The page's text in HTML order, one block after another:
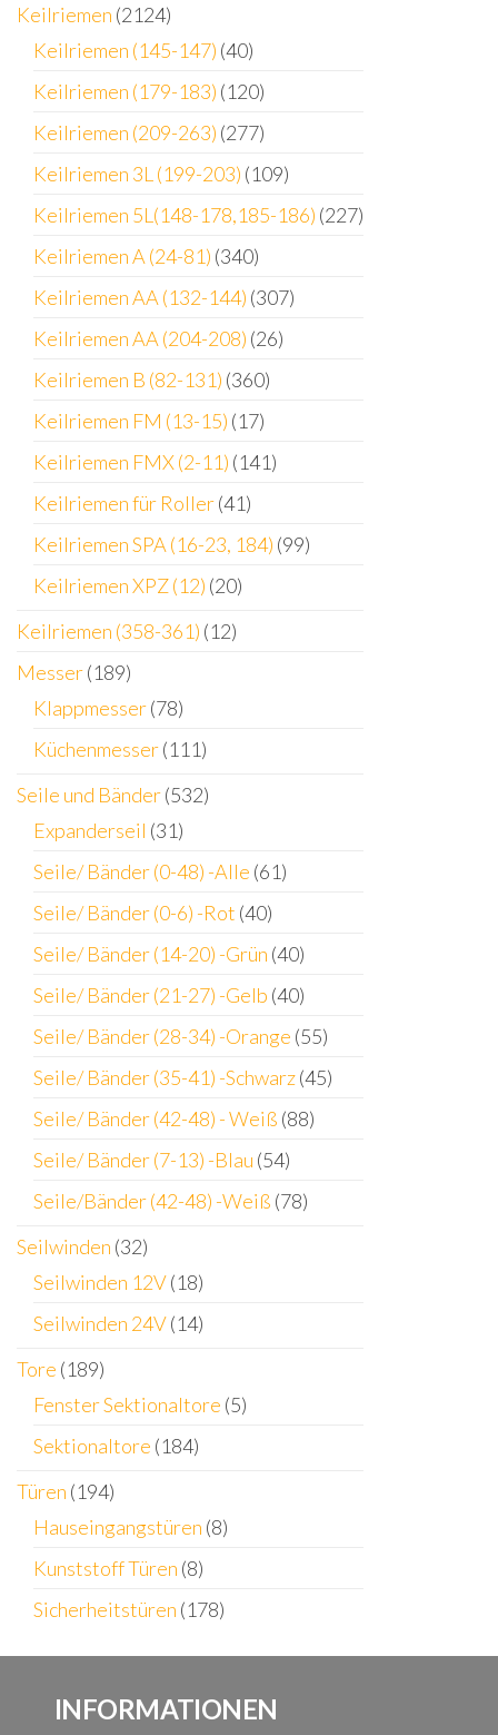
Keilriemen (2124)
Keilriemen (145-147) (40)
Keilriemen (179-183) (120)
Keilriemen (209-263) (277)
Keilriemen 3L (199-203) (109)
Keilriemen 5L(148-178,185-186) (227)
Keilriemen A (24-81) (340)
Keilriemen AA (132-144) (307)
Keilriemen AA (204-208) (26)
Keilriemen B (82-131) (360)
Keilriemen FM (13-15) (17)
Keilriemen FMX (2-11) (141)
Keilriemen für Roller(41)
Keilriemen SPA (16-23, 184) (99)
Keilriemen XPZ (12) (20)
Keilriemen (358-361) (12)
Messer(189)
Klappmesser(78)
Küchenmesser(111)
Seile und Bänder(532)
Expanderseil (31)
Seile/ Bänder (0-48) -Alle (61)
Seile/ Bänder (0-6) -Rot (40)
Seile/ Bänder (14-20) -Grün (40)
Seile/ Bänder (21-27) -Gelb (40)
Seile/ Bänder (28-34) -Orange (55)
Seile/ Bänder (35-41) -Schwarz(45)
Seile/ Bänder (42-48) - Weiß (88)
Seile/ Bänder (7-13) -Blau (54)
Seile/Bänder (42-48) -Weiß (78)
Seilwinden (32)
Seilwinden 12V(18)
Seilwinden 24V(14)
Tore (189)
Fenster Sektionaltore (5)
Sektionaltore (184)
Türen (194)
Hauseingangstüren (8)
Kunststoff Türen (8)
Sicherheitstüren (178)
INFORMATIONEN